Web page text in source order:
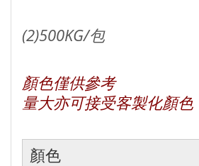
(2)500KG/包
顏色僅供參考
量大亦可接受客製化顏
顏色